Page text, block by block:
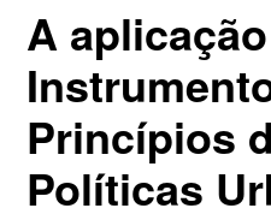
A
Princípios
Políticas